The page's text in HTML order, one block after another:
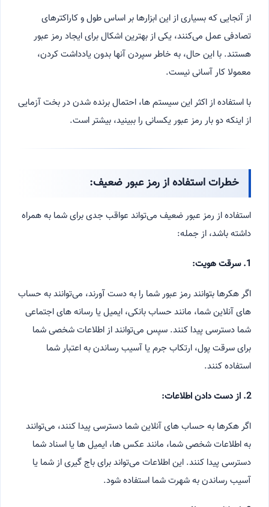
از آنجایی که بسیاری از این ابزارها بر اساس طول و کاراکترهای
تصادفی عمل می‌کنند، یکی از بهترین اشکال برای ایجاد رمز عبور
هستند. با این حال، به خاطر سپردن آنها بدون یادداشت کردن،
معمولا کار آسانی نیست.
با استفاده از اکثر این سیستم ها، احتمال برنده شدن در بخت آزمایی
از اینکه دو بار رمز عبور یکسانی را ببینید، بیشتر است.
خطرات استفاده از رمز عبور ضعیف:
استفاده از رمز عبور ضعیف می‌تواند عواقب جدی برای شما به همراه
داشته باشد، از جمله:
1. سرقت هویت:
اگر هکرها بتوانند رمز عبور شما را به دست آورند، می‌توانند به حساب
های آنلاین شما، مانند حساب بانکی، ایمیل یا رسانه های اجتماعی
شما دسترسی پیدا کنند. سپس می‌توانند از اطلاعات شخصی شما
برای سرقت پول، ارتکاب جرم یا آسیب رساندن به اعتبار شما
استفاده کنند.
2. از دست دادن اطلاعات:
اگر هکرها به حساب های آنلاین شما دسترسی پیدا کنند، می‌توانند
به اطلاعات شخصی شما، مانند عکس ها، ایمیل ها یا اسناد شما
دسترسی پیدا کنند. این اطلاعات می‌تواند برای باج گیری از شما یا
آسیب رساندن به شهرت شما استفاده شود.